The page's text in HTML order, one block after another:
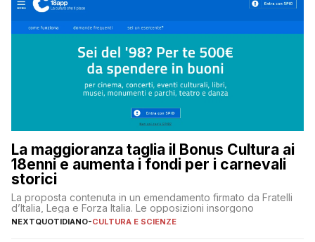
La maggioranza taglia il Bonus Cultura ai
18enni e aumenta i fondi per i carnevali
storici
La proposta contenuta in un emendamento firmato da Fratelli
d’Italia, Lega e Forza Italia. Le opposizioni insorgono
NEXTQUOTIDIANO-CULTURA E SCIENZE